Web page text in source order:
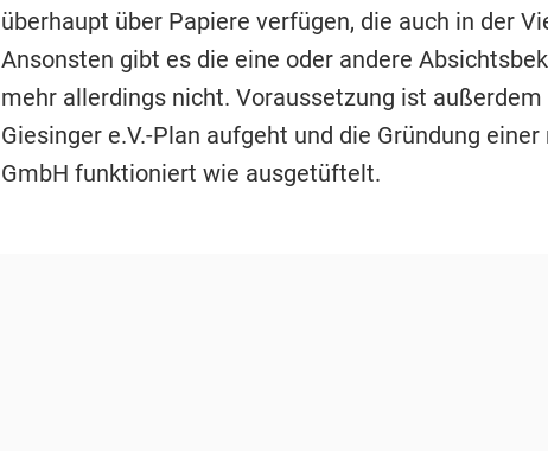
überhaupt über Papiere verfügen, die auch in der
Ansonsten gibt es die eine oder andere
mehr allerdings nicht. Voraussetzung ist außerdem
Giesinger e.V.-Plan aufgeht und die Gründung
GmbH funktioniert wie ausgetüftelt.